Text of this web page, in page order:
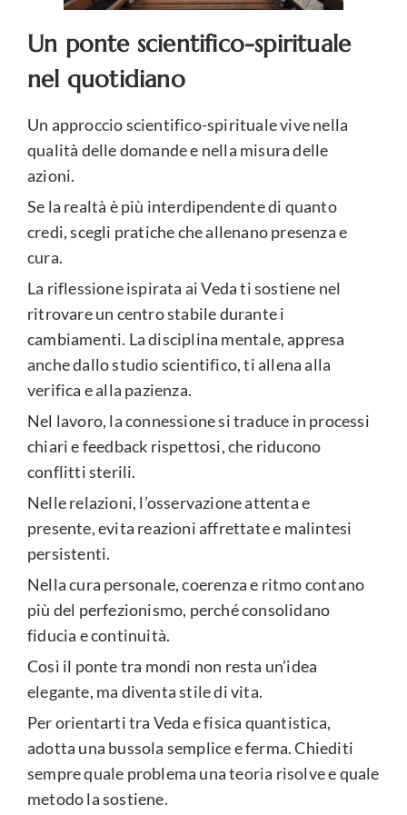
Un ponte scientifico-spirituale
nel quotidiano
Un approccio scientifico-spirituale vive nella
qualità delle domande e nella misura delle
azioni.
Se la realtà è più interdipendente di quanto
credi, scegli pratiche che allenano presenza e
cura.
La riflessione ispirata ai Veda ti sostiene nel
ritrovare un centro stabile durante i
cambiamenti. La disciplina mentale, appresa
anche dallo studio scientifico, ti allena alla
verifica e alla pazienza.
Nel lavoro, la connessione si traduce in processi
chiari e feedback rispettosi, che riducono
conflitti sterili.
Nelle relazioni, l’osservazione attenta e
presente, evita reazioni affrettate e malintesi
persistenti.
Nella cura personale, coerenza e ritmo contano
più del perfezionismo, perché consolidano
fiducia e continuità.
Così il ponte tra mondi non resta un’idea
elegante, ma diventa stile di vita.
Per orientarti tra Veda e fisica quantistica,
adotta una bussola semplice e ferma. Chiediti
sempre quale problema una teoria risolve e quale
metodo la sostiene.